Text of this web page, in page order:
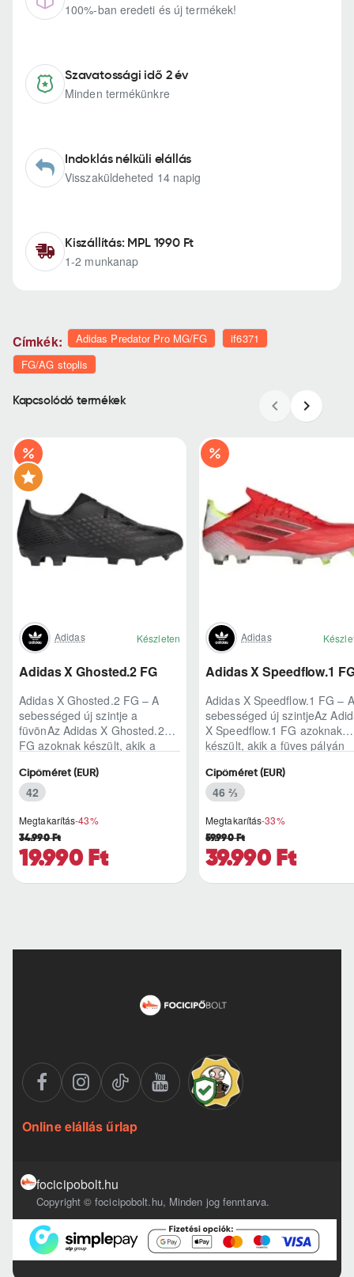
100%-ban eredeti és új termékek!
Szavatossági idő 2 év
Minden termékünkre
Indoklás nélküli elállás
Visszaküldeheted 14 napig
Kiszállítás: MPL 1990 Ft
1-2 munkanap
Címkék: Adidas Predator Pro MG/FG
if6371
FG/AG stoplis
Kapcsolódó termékek
Adidas Készleten
Adidas X Ghosted.2 FG
Adidas X Ghosted.2 FG – A
sebességed új szintje a
füvönAz Adidas X Ghosted.2
FG azoknak készült, akik a
pillanataiban is azonnal r..
Megtakarítás-43%
19.990 Ft
34.990 Ft
Cipőméret (EUR)
42
Adidas
Adidas X Speedflow.1
Adidas X Speedflow.1 FG – A
sebességed új szintjeAz
X Speedflow.1 FG azoknak
készült, akik a füves pályán
ritmust diktál..
Megtakarítás-33%
39.990 Ft
59.990 Ft
Cipőméret (EUR)
46 ⅔
Online elállás űrlap
focicipobolt.hu
Copyright © focicipobolt.hu, Minden jog fenntarva.